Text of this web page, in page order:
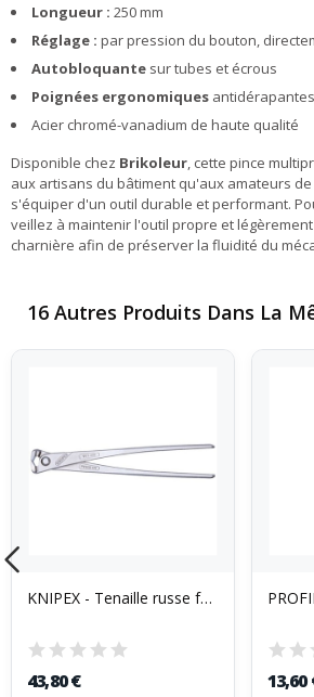
Longueur : 250 mm
Réglage : par pression du bouton,
Autobloquante sur tubes et écrous
Poignées ergonomiques antidérapantes
Acier chromé-vanadium de haute qualité
Disponible chez Brikoleur, cette pince
aux artisans du bâtiment qu'aux amateurs
s'équiper d'un outil durable et performant.
veillez à maintenir l'outil propre et
charnière afin de préserver la fluidité du
16 Autres Produits Dans La
KNIPEX - Tenaille russe forte démultiplication...
43,80 € 13,60